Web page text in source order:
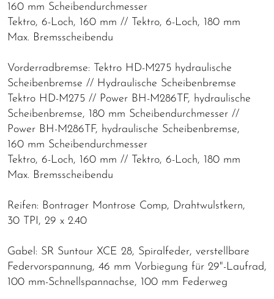
160 mm Scheibendurchmesser
Tektro, 6-Loch, 160 mm // Tektro, 6-Loch, 180 mm
Max. Bremsscheibendu
Vorderradbremse: Tektro HD-M275 hydraulische
Scheibenbremse // Hydraulische Scheibenbremse
Tektro HD-M275 // Power BH-M286TF, hydraulische
Scheibenbremse, 180 mm Scheibendurchmesser //
Power BH-M286TF, hydraulische Scheibenbremse,
160 mm Scheibendurchmesser
Tektro, 6-Loch, 160 mm // Tektro, 6-Loch, 180 mm
Max. Bremsscheibendu
Reifen: Bontrager Montrose Comp, Drahtwulstkern,
30 TPI, 29 x 2.40
Gabel: SR Suntour XCE 28, Spiralfeder, verstellbare
Federvorspannung, 46 mm Vorbiegung für 29"-Laufrad,
100 mm-Schnellspannachse, 100 mm Federweg